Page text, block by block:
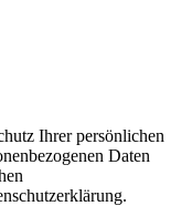
Ihrer persönlichen
Daten